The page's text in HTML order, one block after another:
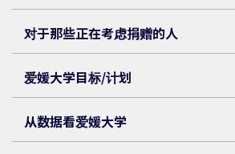
对于那些正在考虑捐赠的人
爱媛大学目标/计划
从数据看爱媛大学